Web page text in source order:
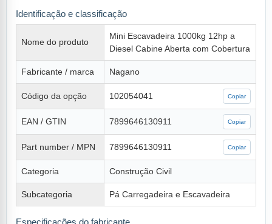
Identificação e classificação
Nome do produto
Mini Escavadeira 1000kg 12hp a
Diesel Cabine Aberta com Cobertura
Fabricante / marca Nagano
Código da opção 102054041 Copiar
EAN / GTIN 7899646130911 Copiar
Part number / MPN 7899646130911 Copiar
Categoria Construção Civil
Subcategoria Pá Carregadeira e Escavadeira
Especificações do fabricante